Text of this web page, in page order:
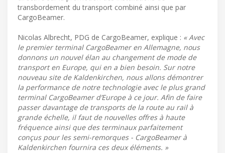
transbordement du transport combiné ainsi que par
CargoBeamer.
Nicolas Albrecht, PDG de CargoBeamer, explique : « Avec
le premier terminal CargoBeamer en Allemagne, nous
donnons un nouvel élan au changement de mode de
transport en Europe, qui en a bien besoin. Sur notre
nouveau site de Kaldenkirchen, nous allons démontrer
la performance de notre technologie avec le plus grand
terminal CargoBeamer d’Europe à ce jour. Afin de faire
passer davantage de transports de la route au rail à
grande échelle, il faut de nouvelles offres à haute
fréquence ainsi que des terminaux parfaitement
conçus pour les semi-remorques - CargoBeamer à
Kaldenkirchen fournira ces deux éléments. »